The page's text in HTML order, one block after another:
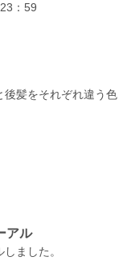
：59
後髪をそれぞれ違う色
アル
ました。